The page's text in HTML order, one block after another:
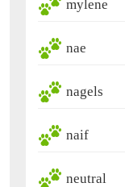
mylene
nae
nagels
naif
neutral